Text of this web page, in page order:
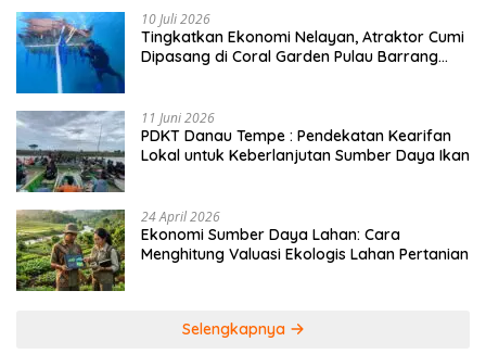
10 Juli 2026
Tingkatkan Ekonomi Nelayan, Atraktor Cumi
Dipasang di Coral Garden Pulau Barrang
11 Juni 2026
PDKT Danau Tempe : Pendekatan Kearifan
Lokal untuk Keberlanjutan Sumber Daya Ikan
24 April 2026
Ekonomi Sumber Daya Lahan: Cara
Menghitung Valuasi Ekologis Lahan Pertanian
Selengkapnya